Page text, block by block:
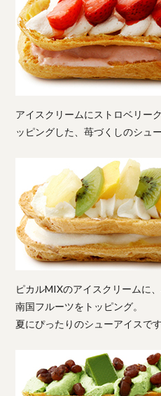
アイスクリームにストロベリー
ッピングした、苺づくしのシュ
ピカルMIXのアイスクリームに
南国フルーツをトッピング。
夏にぴったりのシューアイスです